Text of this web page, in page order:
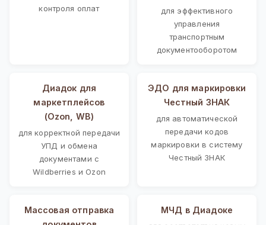
контроля оплат
для эффективного
управления
транспортным
документооборотом
Диадок для
маркетплейсов
(Ozon, WB)
для корректной передачи
УПД и обмена
документами с
Wildberries и Ozon
ЭДО для маркировки
Честный ЗНАК
для автоматической
передачи кодов
маркировки в систему
Честный ЗНАК
Массовая отправка
МЧД в Диадоке